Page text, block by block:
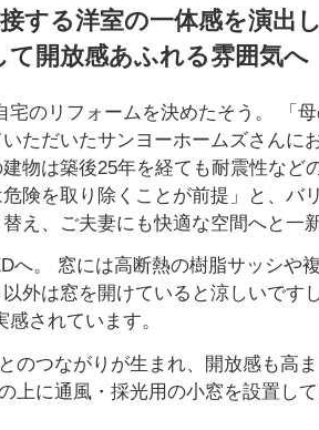
する洋室の一体感を演出し
て開放感あふれる雰囲気へ
のリフォームを決めたそう。 「
ただいたサンヨーホームズさんに
物は築後25年を経ても耐震性など
険を取り除くことが前提」と、バ
え、ご夫妻にも快適な空間へと一
へ。 窓には高断熱の樹脂サッシや
外は窓を開けていると涼しいです
されています。
のつながりが生まれ、開放感も高
に通風・採光用の小窓を設置して